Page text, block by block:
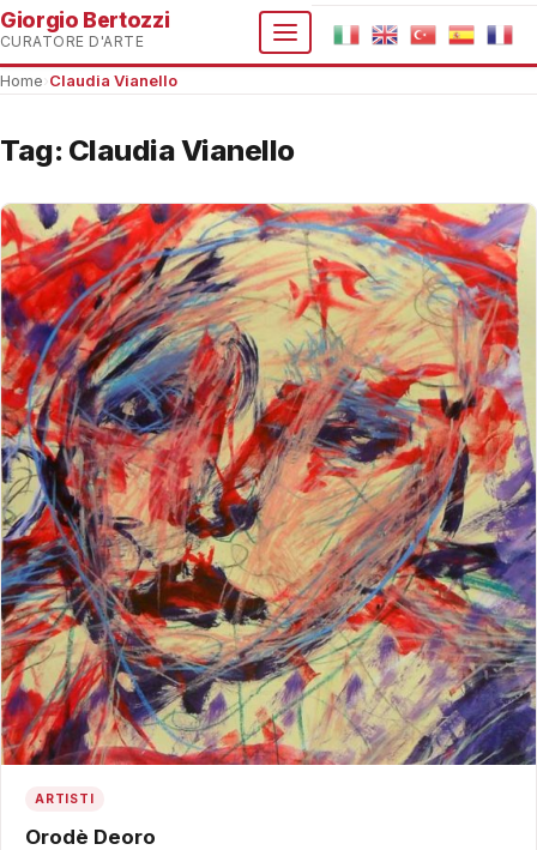
Giorgio Bertozzi
CURATORE D'ARTE
Home Claudia Vianello
Tag: Claudia Vianello
ARTISTI
Orodè Deoro